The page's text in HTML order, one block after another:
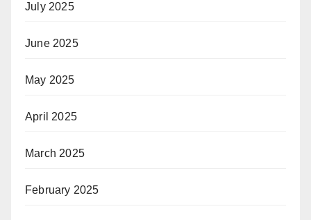
July 2025
June 2025
May 2025
April 2025
March 2025
February 2025